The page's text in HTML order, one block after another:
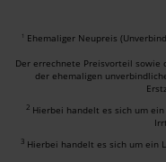
1 Ehemaliger Neupreis
Der errechnete Preisvorteil sowie
der ehemaligen
2 Hierbei handelt es sich um
3 Hierbei handelt es sich um ein